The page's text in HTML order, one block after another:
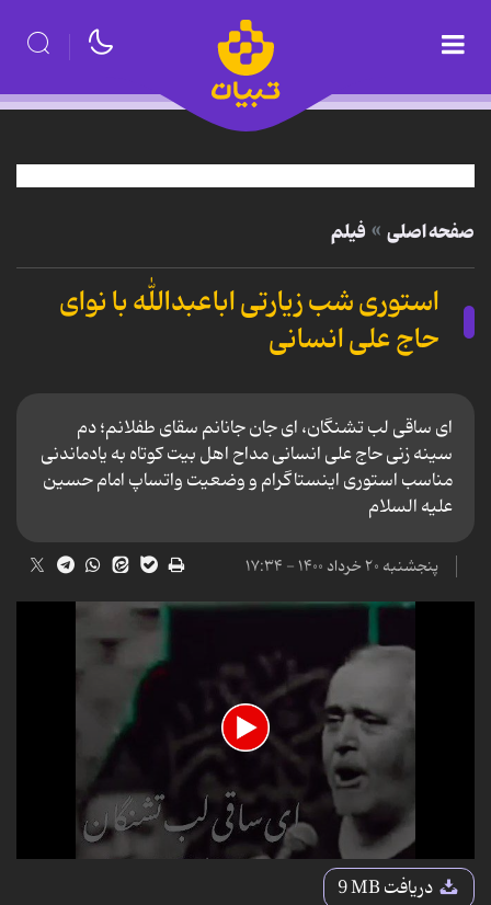
صفحه اصلی فیلم
استوری شب زیارتی اباعبدالله با نوای
حاج علی انسانی
ای ساقی لب تشنگان، ای جان جانانم سقای طفلانم؛ دم
سینه زنی حاج علی انسانی مداح اهل بیت کوتاه به یادماندنی
مناسب استوری اینستاگرام و وضعیت واتساپ امام حسین
علیه السلام
پنجشنبه ۲۰ خرداد ۱۴۰۰ - ۱۷:۳۴
0
دریافت9 MB